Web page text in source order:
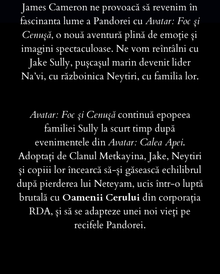
James Cameron ne provoacă să revenim în
fascinanta lume a Pandorei cuAvatar: Foc și
Cenușă, o nouă aventură plină de emoție și
imagini spectaculoase. Ne vom reîntâlni cu
Jake Sully, pușcașul marin devenit lider
Na’vi, cu războinica Neytiri, cu familia lor.
Avatar: Foc și Cenușăcontinuă epopeea
familiei Sully la scurt timp după
evenimentele dinAvatar: Calea Apei.
Adoptați de Clanul Metkayina, Jake, Neytiri
și copiii lor încearcă să-și găsească echilibrul
după pierderea lui Neteyam, ucis într-o luptă
brutală cu Oamenii Ceruluidin corporația
RDA, și să se adapteze unei noi vieți pe
recifele Pandorei.